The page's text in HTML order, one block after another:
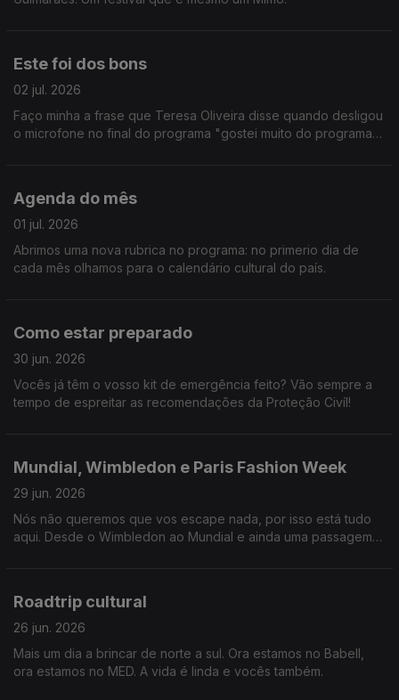
Este foi dos bons
02 jul. 2026
Faço minha a frase que Teresa Oliveira disse quando desligou
o microfone no final do programa "gostei muito do programa
Agenda do mês
01 jul. 2026
Abrimos uma nova rubrica no programa: no primerio dia de
cada mês olhamos para o calendário cultural do país.
Como estar preparado
30 jun. 2026
Vocês já têm o vosso kit de emergência feito? Vão sempre a
tempo de espreitar as recomendações da Proteção Civíl!
Mundial, Wimbledon e Paris Fashion Week
29 jun. 2026
Nós não queremos que vos escape nada, por isso está tudo
aqui. Desde o Wimbledon ao Mundial e ainda uma passagem
Roadtrip cultural
26 jun. 2026
Mais um dia a brincar de norte a sul. Ora estamos no Babell,
ora estamos no MED. A vida é linda e vocês também.